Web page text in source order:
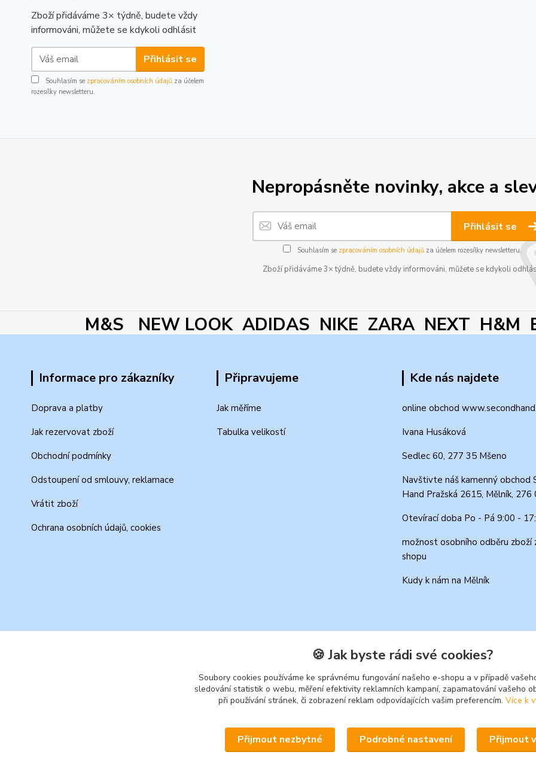
Zboží přidáváme 3× týdně, budete vždy
informováni, můžete se kdykoli odhlásit
Přihlásit se
Souhlasím se zpracováním osobních údajů za účelem
rozesílky newsletteru.
Nepropásněte novinky, akce a
Přihlásit se
Souhlasím se zpracováním osobních údajůza účelem rozesílky newsletteru.
Zboží přidáváme 3× týdně, budete vždy informováni, můžete se kdykoli
M&S NEW LOOK ADIDAS NIKE ZARA NEXT H&M
Informace pro zákazníky
Doprava a platby
Jak rezervovat zboží
Obchodní podmínky
Odstoupení od smlouvy, reklamace
Vrátit zboží
Ochrana osobních údajů, cookies
Připravujeme
Jak měříme
Tabulka velikostí
Kde nás najdete
online obchod
Ivana Husáková
Sedlec 60, 277 35 Mšeno
Navštivte náš kamenný obchod
Hand Pražská 2615, Mělník, 276
Otevírací doba Po - Pá 9:00 -
možnost osobního odběru zboží
shopu
Kudy k nám na Mělník
🍪 Jak byste rádi své cookies?
Soubory cookies používáme ke správnému fungování našeho e-shopu a v případě
sledování statistik o webu, měření efektivity reklamních kampaní, zapamatování vašeho
při používání stránek, či zobrazení reklam odpovídajících vašim preferencím. Více k
Přijmout nezbytné Podrobné nastavení Přijmout